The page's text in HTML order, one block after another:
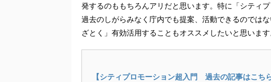
発するのももちろんアリだと思います。特に「シティ
過去のしがらみなく庁内でも提案、活動できるのでは
ざとく」有効活用することもオススメしたいと思います
【シティプロモーション超入門 過去の記事はこ